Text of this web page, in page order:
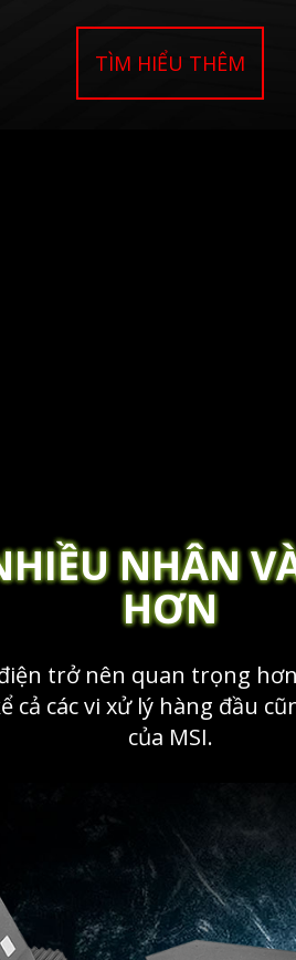
TÌM HIỂU THÊM
NHÂN
HƠN
trở nên quan trọng
cả các vi xử lý hàng đầu
của MSI.